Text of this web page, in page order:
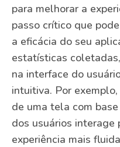
para melhorar a
passo crítico que
a eficácia do seu
estatísticas
na interface do
intuitiva. Por
de uma tela com
dos usuários interage
experiência mais